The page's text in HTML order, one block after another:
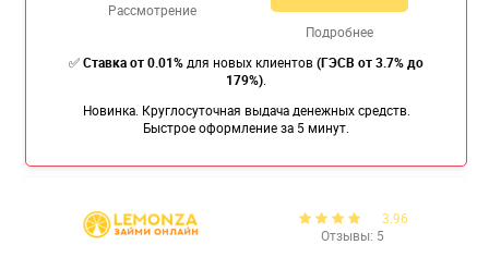
Рассмотрение
Подробнее
✅Ставка от 0.01% для новых клиентов (ГЭСВ от 3.7% до
179%)
Новинка. Круглосуточная выдача денежных средств.
Быстрое оформление за 5 минут.
3.96
Отзывы: 5